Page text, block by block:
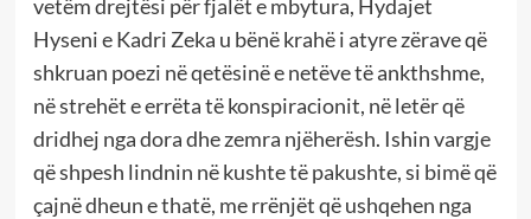
vetëm drejtësi për fjalët e mbytura, Hydajet
Hyseni e Kadri Zeka u bënë krahë i atyre zërave që
shkruan poezi në qetësinë e netëve të ankthshme,
në strehët e errëta të konspiracionit, në letër që
dridhej nga dora dhe zemra njëherësh. Ishin vargje
që shpesh lindnin në kushte të pakushte, si bimë që
çajnë dheun e thatë, me rrënjët që ushqehen nga